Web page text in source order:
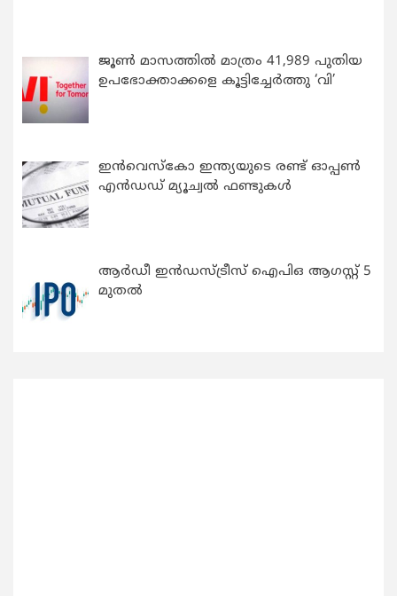
ജൂൺ മാസത്തിൽ മാത്രം 41,989 പുതിയ
ഉപഭോക്താക്കളെ കൂട്ടിച്ചേർത്തു ‘വി’
ഇന്‍വെസ്കോ ഇന്ത്യയുടെ രണ്ട് ഓപ്പണ്‍
എന്‍ഡഡ് മ്യൂച്വല്‍ ഫണ്ടുകള്‍
ആർഡീ ഇൻഡസ്ട്രീസ് ഐപിഒ ആഗസ്റ്റ് 5
മുതൽ